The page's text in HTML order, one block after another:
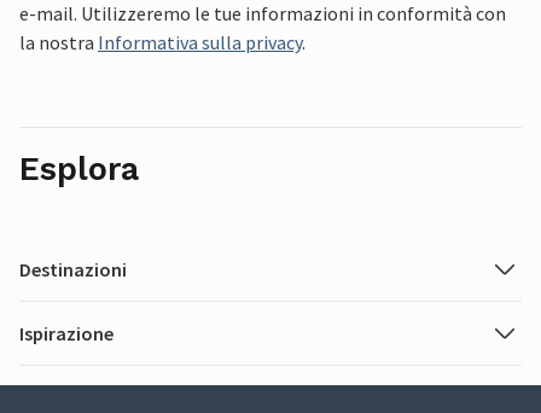
e-mail. Utilizzeremo le tue informazioni in conformità con
la nostra Informativa sulla privacy.
Esplora
Destinazioni
Ispirazione